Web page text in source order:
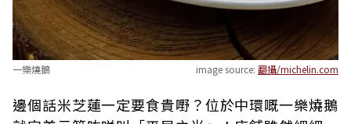
一樂燒鵝 image source: 翻攝/michelin.com
邊個話米芝蓮一定要食貴嘢？位於中環嘅一樂燒鵝